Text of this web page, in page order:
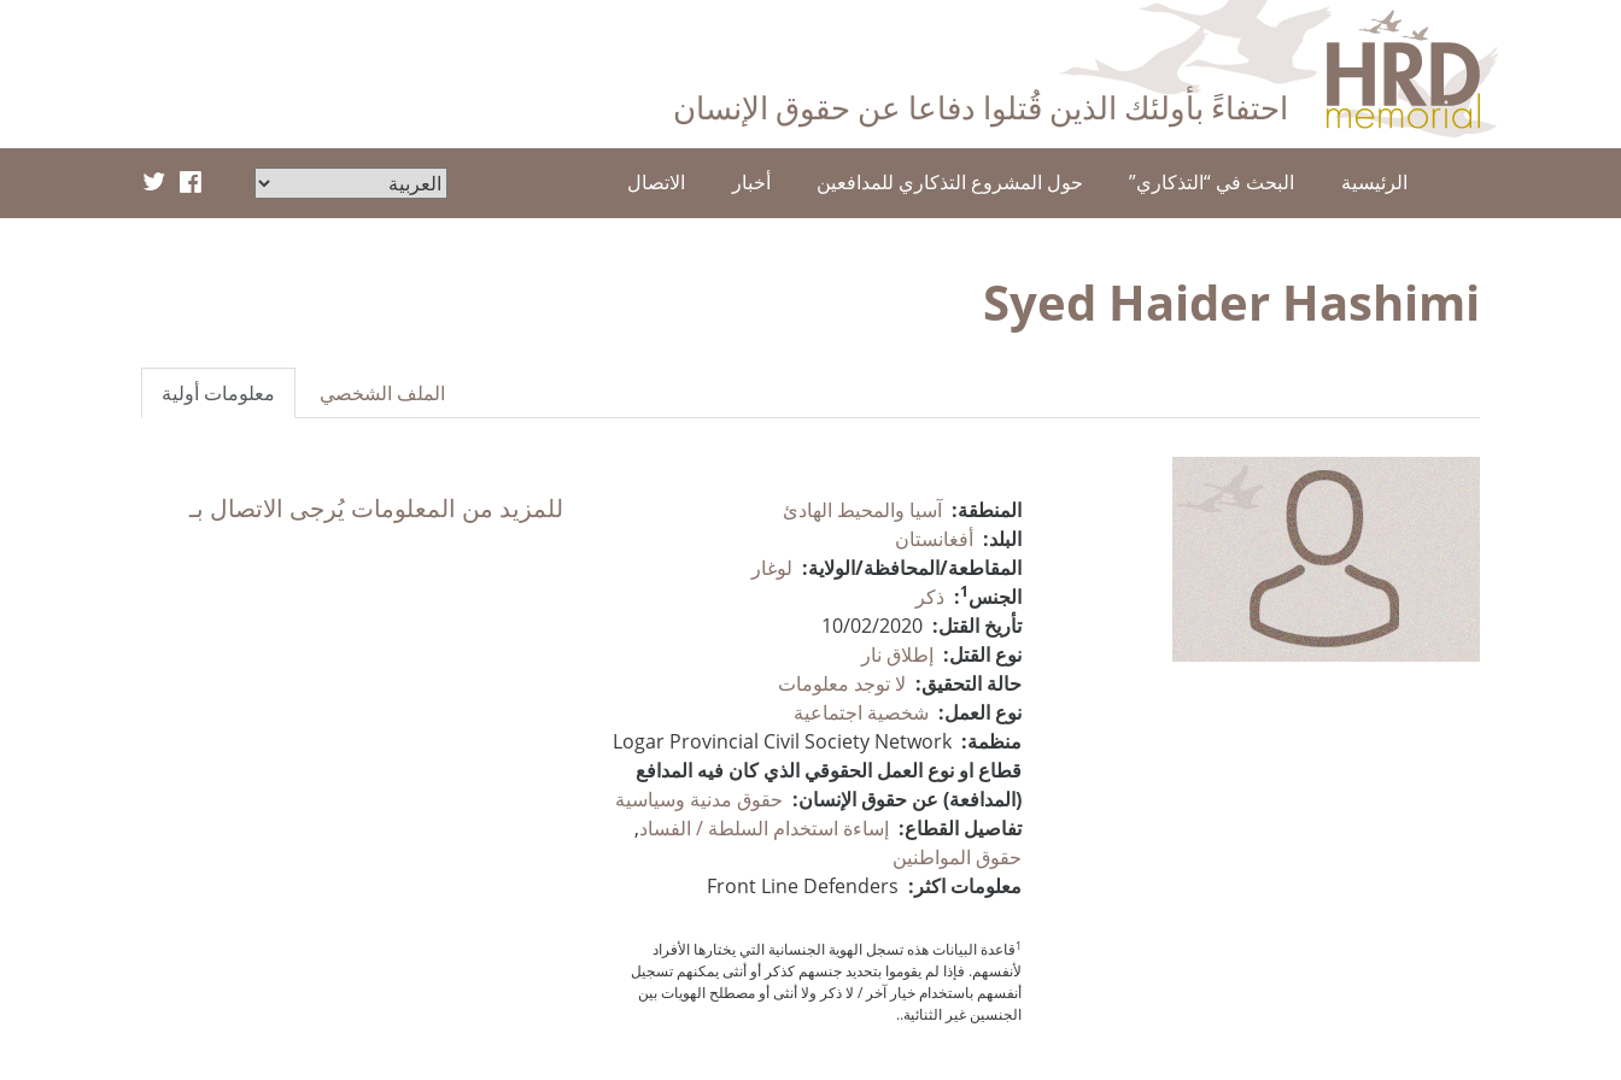
HRD Memorial – العَرَبِيَّة‎‎
احتفاءً بأولئك الذين قُتلوا دفاعا عن حقوق الإنسان
الرئيسية البحث في “التذكاري” حول المشروع التذكاري للمدافعين أخبار الاتصال
Syed Haider Hashimi
معلومات أولية الملف الشخصي
للمزيد من المعلومات يُرجى الاتصال بـ المنطقة: آسيا والمحيط الهادئ
البلد: أفغانستان
المقاطعة/المحافظة/الولاية: لوغار
الجنس1
: ذكر
تأريخ القتل: 10/02/2020
نوع القتل: إطلاق نار
حالة التحقيق: لا توجد معلومات
نوع العمل: شخصية اجتماعية
منظمة: Logar Provincial Civil Society Network
قطاع او نوع العمل الحقوقي الذي كان فيه المدافع
(المدافعة) عن حقوق الإنسان: حقوق مدنية وسياسية
تفاصيل القطاع: إساءة استخدام السلطة / الفساد,
حقوق المواطنين
معلومات اكثر: Front Line Defenders
1قاعدة البيانات هذه تسجل الهوية الجنسانية التي يختارها الأفراد
لأنفسهم. فإذا لم يقوموا بتحديد جنسهم كذكر أو أنثى يمكنهم تسجيل
أنفسهم باستخدام خيار آخر / لا ذكر ولا أنثى أو مصطلح الهويات بين
الجنسين غير الثنائية..